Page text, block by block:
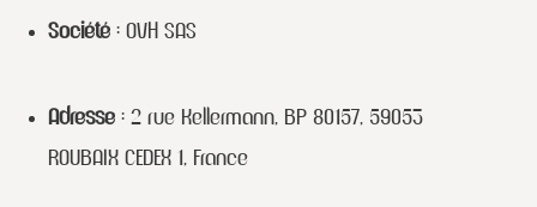
Société : OVH SAS
Adresse : 2 rue Kellermann, BP 80157, 59053
ROUBAIX CEDEX 1, France